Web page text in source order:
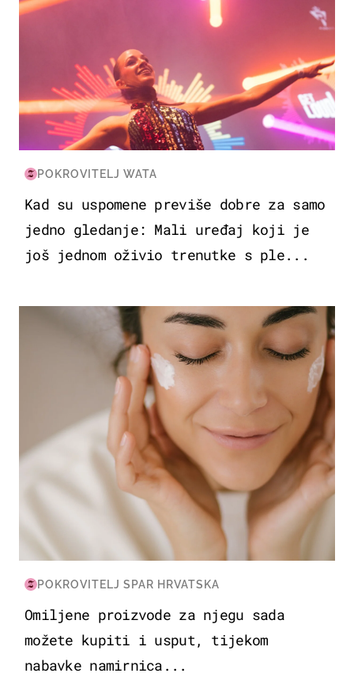
POKROVITELJ WATA
Kad su uspomene previše dobre za samo
jedno gledanje: Mali uređaj koji je
još jednom oživio trenutke s ple...
MODA & LJEPOTA
POKROVITELJ SPAR HRVATSKA
Omiljene proizvode za njegu sada
možete kupiti i usput, tijekom
nabavke namirnica...